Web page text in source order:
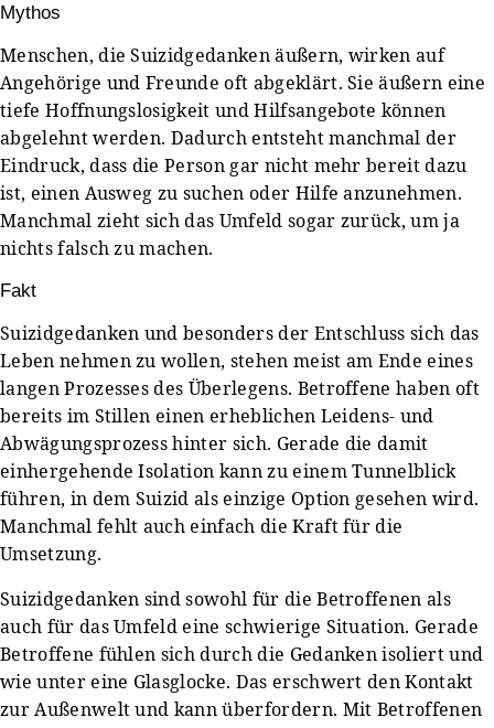
Mythos
Menschen, die Suizidgedanken äußern, wirken auf
Angehörige und Freunde oft abgeklärt. Sie äußern eine
tiefe Hoffnungslosigkeit und Hilfsangebote können
abgelehnt werden. Dadurch entsteht manchmal der
Eindruck, dass die Person gar nicht mehr bereit dazu
ist, einen Ausweg zu suchen oder Hilfe anzunehmen.
Manchmal zieht sich das Umfeld sogar zurück, um ja
nichts falsch zu machen.
Fakt
Suizidgedanken und besonders der Entschluss sich das
Leben nehmen zu wollen, stehen meist am Ende eines
langen Prozesses des Überlegens. Betroffene haben oft
bereits im Stillen einen erheblichen Leidens- und
Abwägungsprozess hinter sich. Gerade die damit
einhergehende Isolation kann zu einem Tunnelblick
führen, in dem Suizid als einzige Option gesehen wird.
Manchmal fehlt auch einfach die Kraft für die
Umsetzung.
Suizidgedanken sind sowohl für die Betroffenen als
auch für das Umfeld eine schwierige Situation. Gerade
Betroffene fühlen sich durch die Gedanken isoliert und
wie unter eine Glasglocke. Das erschwert den Kontakt
zur Außenwelt und kann überfordern. Mit Betroffenen